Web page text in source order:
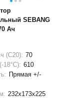
SEBANG
Ач
(С20): 70
18°С): 610
Прямая +/-
232x173x225